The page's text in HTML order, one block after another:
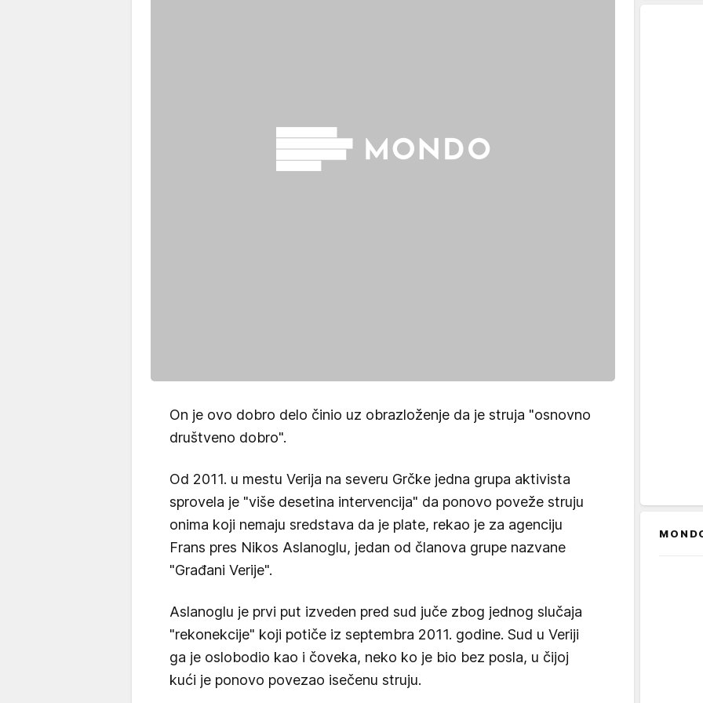
On je ovo dobro delo činio uz obrazloženje da je struja "osnovno
društveno dobro".
Od 2011. u mestu Verija na severu Grčke jedna grupa aktivista
sprovela je "više desetina intervencija" da ponovo poveže struju
onima koji nemaju sredstava da je plate, rekao je za agenciju
Frans pres Nikos Aslanoglu, jedan od članova grupe nazvane
"Građani Verije".
Aslanoglu je prvi put izveden pred sud juče zbog jednog slučaja
"rekonekcije" koji potiče iz septembra 2011. godine. Sud u Veriji
ga je oslobodio kao i čoveka, neko ko je bio bez posla, u čijoj
kući je ponovo povezao isečenu struju.